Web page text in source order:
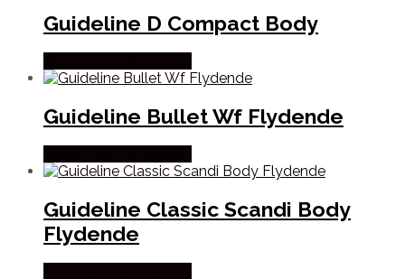
Guideline D Compact Body
Guideline Bullet Wf Flydende
Guideline Classic Scandi Body
Flydende